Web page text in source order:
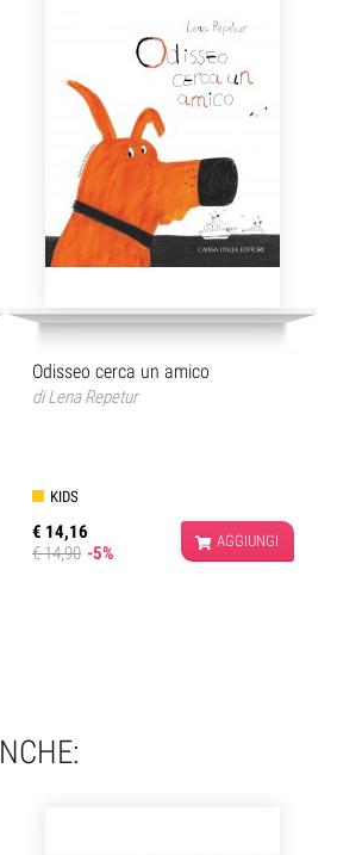
Odisseo cerca un amico
diLena Repetur
KIDS
€ 14,16
€ 14,90 -5%
AGGIUNGI